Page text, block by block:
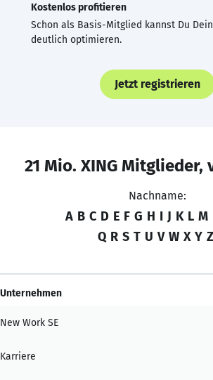
Kostenlos profitieren
Schon als Basis-Mitglied kannst Du
deutlich optimieren.
Jetzt registrieren
21 Mio. XING Mitglieder,
Nachname:
A B C D E F G H I J K L M
Q R S T U V W X Y Z
Unternehmen
New Work SE
Karriere